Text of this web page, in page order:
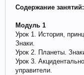
Содержание занятий:
Модуль 1
Урок 1. История,
Знаки.
Урок 2. Планеты.
Урок 3.
управители.